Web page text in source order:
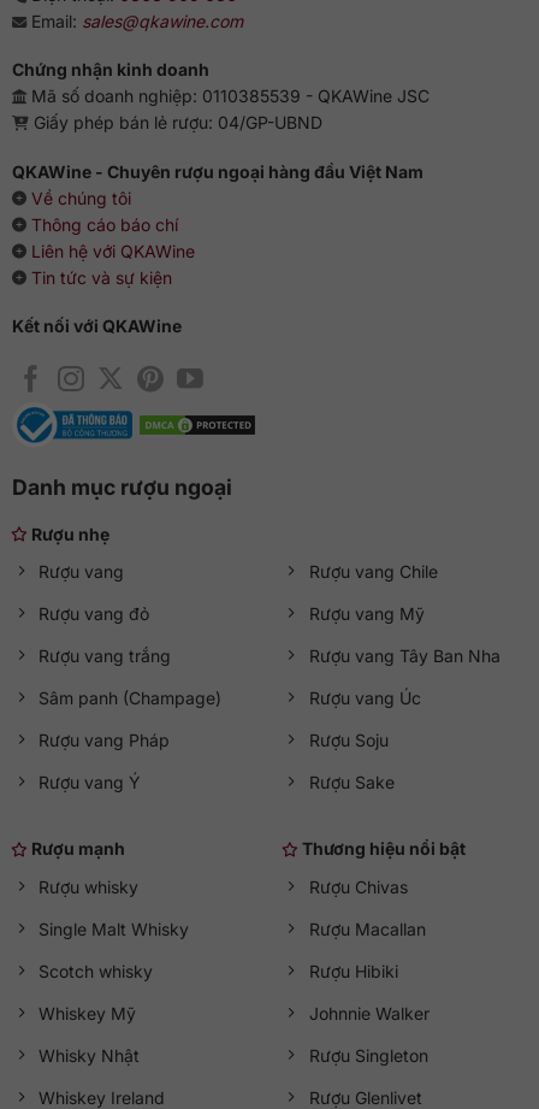
Email: sales@qkawine.com
Chứng nhận kinh doanh
Mã số doanh nghiệp: 0110385539 - QKAWine JSC
Giấy phép bán lẻ rượu: 04/GP-UBND
QKAWine - Chuyên rượu ngoại hàng đầu Việt Nam
Về chúng tôi
Thông cáo báo chí
Liên hệ với QKAWine
Tin tức và sự kiện
Kết nối với QKAWine
Danh mục rượu ngoại
Rượu nhẹ
Rượu vang
Rượu vang đỏ
Rượu vang trắng
Sâm panh (Champage)
Rượu vang Pháp
Rượu vang Ý
Rượu vang Chile
Rượu vang Mỹ
Rượu vang Tây Ban Nha
Rượu vang Úc
Rượu Soju
Rượu Sake
Rượu mạnh
Rượu whisky
Single Malt Whisky
Scotch whisky
Whiskey Mỹ
Whisky Nhật
Whiskey Ireland
Thương hiệu nổi bật
Rượu Chivas
Rượu Macallan
Rượu Hibiki
Johnnie Walker
Rượu Singleton
Rượu Glenlivet